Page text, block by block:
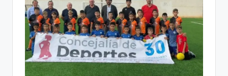
Cartagena,
Cartagena,